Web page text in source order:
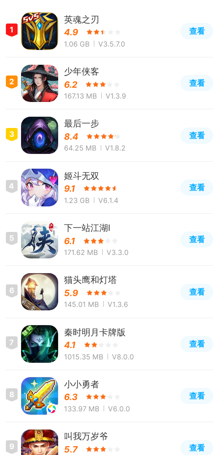
1
英魂之刃
4.9
1.06 GB V3.5.7.0
查看
2
少年侠客
6.2
167.13 MB V1.3.9
查看
3
最后一步
8.4
64.25 MB V1.8.2
查看
4
姬斗无双
9.1
1.23 GB V6.1.4
查看
5
下一站江湖Ⅰ
6.1
171.62 MB V3.3.0
查看
6
猫头鹰和灯塔
5.9
145.01 MB V1.3.6
查看
7
秦时明月卡牌版
4.1
1015.35 MB V8.0.0
查看
8
小小勇者
6.3
133.97 MB V6.0.0
查看
9
叫我万岁爷
5.7
查看